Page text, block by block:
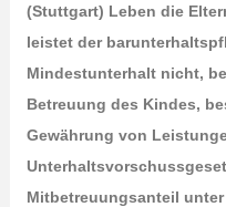
(Stuttgart) Leben die
leistet der
Mindestunterhalt nicht,
Betreuung des Kindes,
Gewährung von
Mitbetreuungsanteil